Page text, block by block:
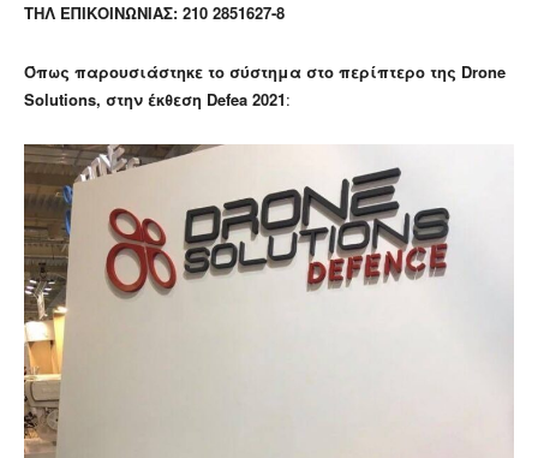
ΤΗΛ ΕΠΙΚΟΙΝΩΝΙΑΣ: 210 2851627-8
Όπως παρουσιάστηκε το σύστημα στο περίπτερο της Drone
Solutions, στην έκθεση Defea 2021: